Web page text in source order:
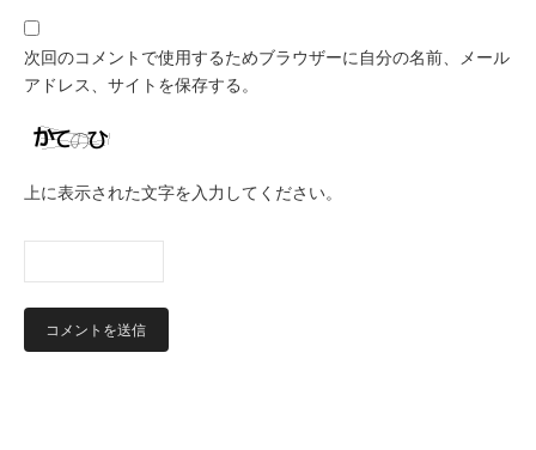
次回のコメントで使用するためブラウザーに自分の名前、メール
アドレス、サイトを保存する。
上に表示された文字を入力してください。